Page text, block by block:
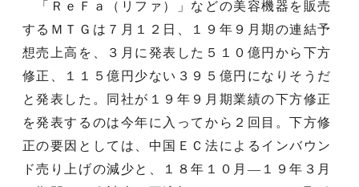
「ＲｅＦａ（リファ）」などの美容機器を販売
するＭＴＧは７月１２日、１９年９月期の連結予
想売上高を、３月に発表した５１０億円から下方
修正、１１５億円少ない３９５億円になりそうだ
と発表した。同社が１９年９月期業績の下方修正
を発表するのは今年に入ってから２回目。下方修
正の要因としては、中国ＥＣ法によるインバウン
ド売り上げの減少と、１８年１０月―１９年３月